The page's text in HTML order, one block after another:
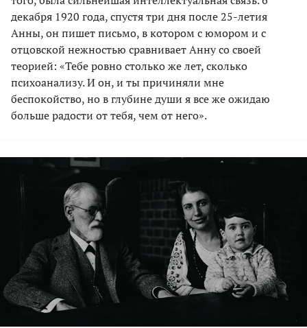
декабря 1920 года, спустя три дня после 25-летия
Анны, он пишет письмо, в котором с юмором и с
отцовской нежностью сравнивает Анну со своей
теорией: «Тебе ровно столько же лет, сколько
психоанализу. И он, и ты причиняли мне
беспокойство, но в глубине души я все же ожидаю
больше радости от тебя, чем от него».